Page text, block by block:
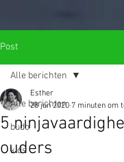
Post
Alle berichten
budo
kids
Alle berichten
5
ouders
Esther
28 jun 2020 7 minuten om